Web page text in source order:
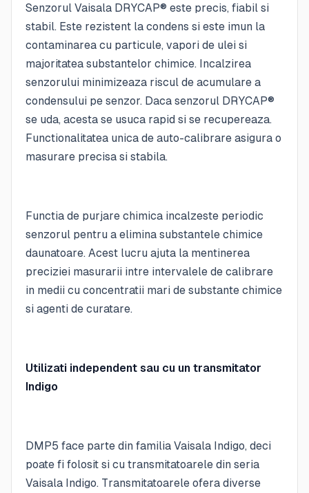
Senzorul Vaisala DRYCAP® este precis, fiabil si
stabil. Este rezistent la condens si este imun la
contaminarea cu particule, vapori de ulei si
majoritatea substantelor chimice. Incalzirea
senzorului minimizeaza riscul de acumulare a
condensului pe senzor. Daca senzorul DRYCAP®
se uda, acesta se usuca rapid si se recupereaza.
Functionalitatea unica de auto-calibrare asigura o
masurare precisa si stabila.
Functia de purjare chimica incalzeste periodic
senzorul pentru a elimina substantele chimice
daunatoare. Acest lucru ajuta la mentinerea
preciziei masurarii intre intervalele de calibrare
in medii cu concentratii mari de substante chimice
si agenti de curatare.
Utilizati independent sau cu un transmitator
Indigo
DMP5 face parte din familia Vaisala Indigo, deci
poate fi folosit si cu transmitatoarele din seria
Vaisala Indigo. Transmitatoarele ofera diverse